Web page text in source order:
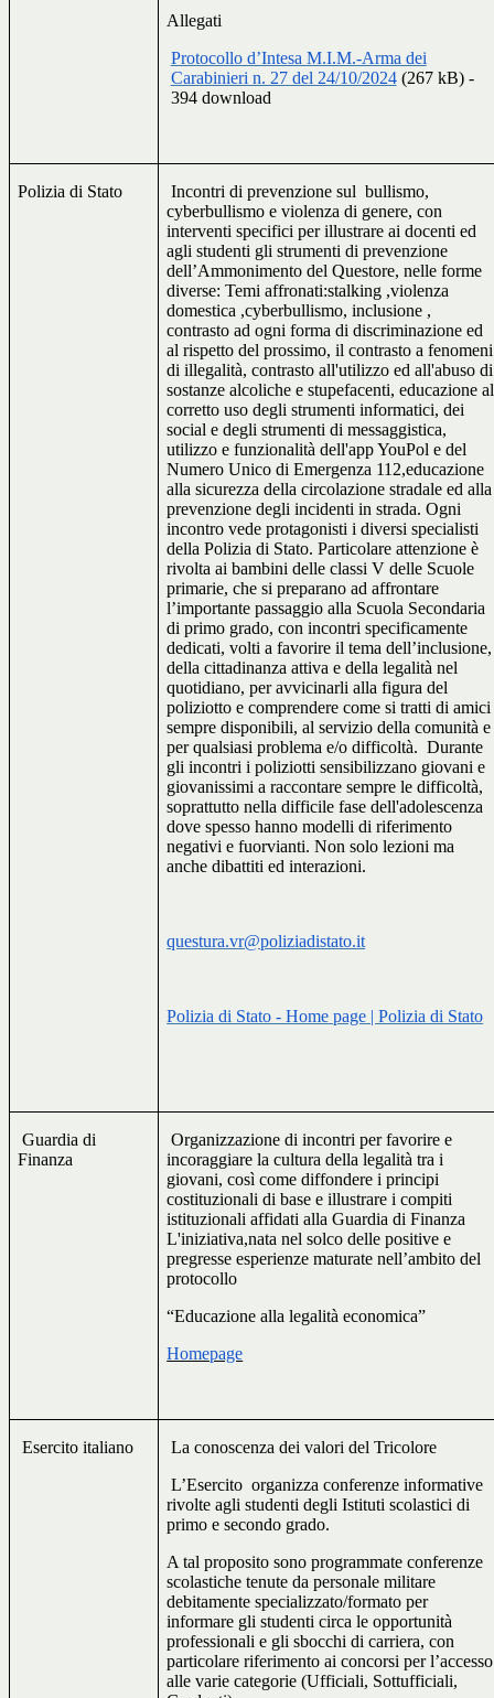
Allegati
Protocollo d’Intesa M.I.M.-Arma dei
Carabinieri n. 27 del 24/10/2024(267 kB) -
394 download
Polizia di Stato Incontri di prevenzione sul bullismo,
cyberbullismo e violenza di genere, con
interventi specifici per illustrare ai docenti ed
agli studenti gli strumenti di prevenzione
dell’Ammonimento del Questore, nelle forme
diverse: Temi affronati:stalking ,violenza
domestica ,cyberbullismo, inclusione ,
contrasto ad ogni forma di discriminazione ed
al rispetto del prossimo, il contrasto a fenomeni
di illegalità, contrasto all'utilizzo ed all'abuso di
sostanze alcoliche e stupefacenti, educazione al
corretto uso degli strumenti informatici, dei
social e degli strumenti di messaggistica,
utilizzo e funzionalità dell'app YouPol e del
Numero Unico di Emergenza 112,educazione
alla sicurezza della circolazione stradale ed alla
prevenzione degli incidenti in strada. Ogni
incontro vede protagonisti i diversi specialisti
della Polizia di Stato. Particolare attenzione è
rivolta ai bambini delle classi V delle Scuole
primarie, che si preparano ad affrontare
l’importante passaggio alla Scuola Secondaria
di primo grado, con incontri specificamente
dedicati, volti a favorire il tema dell’inclusione,
della cittadinanza attiva e della legalità nel
quotidiano, per avvicinarli alla figura del
poliziotto e comprendere come si tratti di amici
sempre disponibili, al servizio della comunità e
per qualsiasi problema e/o difficoltà. Durante
gli incontri i poliziotti sensibilizzano giovani e
giovanissimi a raccontare sempre le difficoltà,
soprattutto nella difficile fase dell'adolescenza
dove spesso hanno modelli di riferimento
negativi e fuorvianti. Non solo lezioni ma
anche dibattiti ed interazioni.
questura.vr@poliziadistato.it
Polizia di Stato - Home page | Polizia di Stato
Guardia di
Finanza
Organizzazione di incontri per favorire e
incoraggiare la cultura della legalità tra i
giovani, così come diffondere i principi
costituzionali di base e illustrare i compiti
istituzionali affidati alla Guardia di Finanza
L'iniziativa,nata nel solco delle positive e
pregresse esperienze maturate nell’ambito del
protocollo
“Educazione alla legalità economica”
Homepage
Esercito italiano
La conoscenza dei valori del Tricolore
L’Esercito organizza conferenze informative
rivolte agli studenti degli Istituti scolastici di
primo e secondo grado.
A tal proposito sono programmate conferenze
scolastiche tenute da personale militare
debitamente specializzato/formato per
informare gli studenti circa le opportunità
professionali e gli sbocchi di carriera, con
particolare riferimento ai concorsi per l’accesso
alle varie categorie (Ufficiali, Sottufficiali,